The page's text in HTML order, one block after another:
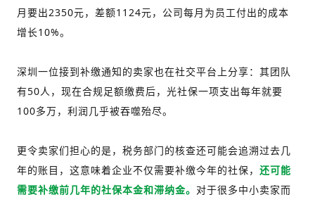
月要出2350元，差额1124元，公司每月为员工付出的成本
增长10%。
深圳一位接到补缴通知的卖家也在社交平台上分享：其团队
有50人，现在合规足额缴费后，光社保一项支出每年就要
100多万，利润几乎被吞噬殆尽。
更令卖家们担心的是，税务部门的核查还可能会追溯过去几
年的账目，这意味着企业不仅需要补缴今年的社保， 还可能
需要补缴前几年的社保本金和滞纳金。 对于很多中小卖家而